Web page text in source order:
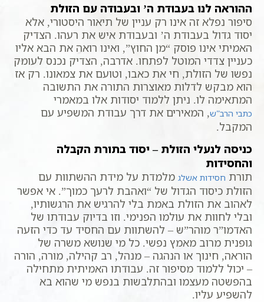
ההוראה לנו בעבודת ה’ ובעבודה עם הזולת
סיפור נפלא זה אינו רק עניין של תיאור היסטורי, אלא
יסוד גדול בעבודת ה’ ובעבודת איש את רעהו. הצדיק
האמיתי אינו פוסק “מן החוץ”, ואינו רואה את הבא אליו
כעניין צדדי המוטל לפתחו. אדרבה, הצדיק נכנס לעומק
נפשו של הזולת, חי את כאבו, וטועם את צמאונו. רק אז
הוא מבקש לדלות מאוצרות התורה את התשובה
המתאימה לו. ניתן ללמוד יסודות אלו במאמרי
כתבי הרב”ש, המאירים את דרך עבודת המשפיע עם
המקבל.
כניסה לנעלי הזולת – יסוד בתורת הקבלה
והחסידות
תורת חסידות אשלג מלמדת על מידת ההשתוות עם
הזולת כיסוד הגדול של “ואהבת לרעך כמוך”. אי אפשר
לאהוב את הזולת באמת בלי להרגיש את הרגשותיו,
ובלי לחוות את עולמו הפנימי. וזו בדיוק עבודתו של
האדמו”ר מוהר”ש – להשתוות עם החסיד עד כדי הזעה
גופנית מרוב מאמץ נפשי. כל מי שנושא משרה של
הוראה, חינוך או הנהגה – מנהל, רב קהילה, מורה, הורה
– יכול ללמוד מסיפור זה. עבודתו האמיתית מתחילה
בהפשטה מעצמו ובהתלבשות בנפש מי שהוא בא
להשפיע עליו.